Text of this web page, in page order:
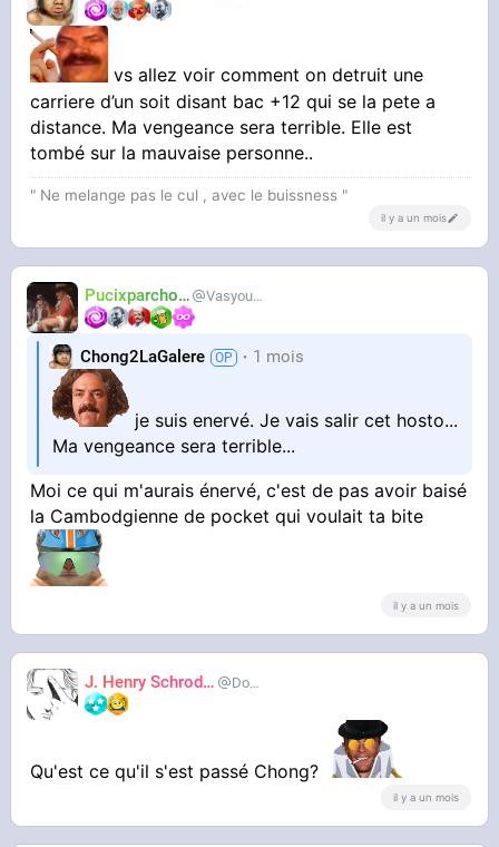
vs allez voir comment on detruit une
carriere d’un soit disant bac +12 qui se la pete a
distance. Ma vengeance sera terrible. Elle est
tombé sur la mauvaise personne..
" Ne melange pas le cul , avec le buissness "
il y a un mois
Pucixparchoix Vasyouioui_
Chong2LaGalere 1 mois
je suis enervé. Je vais salir cet hosto...
Ma vengeance sera terrible...
Moi ce qui m'aurais énervé, c'est de pas avoir baisé
la Cambodgienne de pocket qui voulait ta bite
il y a un mois
J. Henry Schroder Dortiguier
Qu'est ce qu'il s'est passé Chong?
il y a un mois